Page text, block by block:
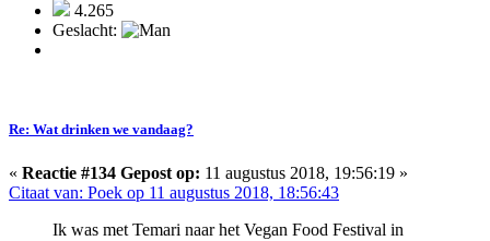
4.265
Geslacht:
Re: Wat drinken we vandaag?
« Reactie #134 Gepost op: 11 augustus 2018, 19:56:19 »
Citaat van: Poek op 11 augustus 2018, 18:56:43
Ik was met Temari naar het Vegan Food Festival in